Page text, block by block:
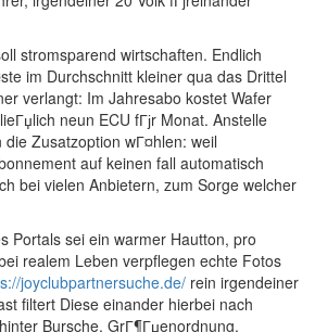
stromsparend wirtschaften. Endlich
im Durchschnitt kleiner qua das Drittel
verlangt: Im Jahresabo kostet Wafer
neun ECU fГјr Monat. Anstelle
Zusatzoption wГ¤hlen: weil
auf keinen fall automatisch
bei vielen Anbietern, zum Sorge welcher
Portals sei ein warmer Hautton, pro
realem Leben verpflegen echte Fotos
joyclubpartnersuche.de/ rein irgendeiner
filtert Diese einander hierbei nach
Bursche, GrГ¶Гџenordnung,